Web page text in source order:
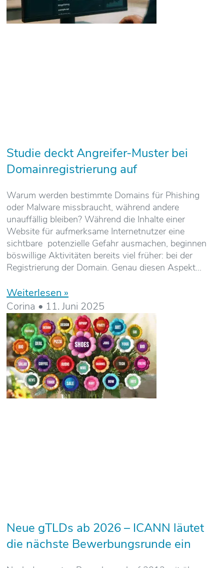
Studie deckt Angreifer-Muster bei
Domainregistrierung auf
Warum werden bestimmte Domains für Phishing
oder Malware missbraucht, während andere
unauffällig bleiben? Während die Inhalte einer
Website für aufmerksame Internetnutzer eine
sichtbare potenzielle Gefahr ausmachen, beginnen
böswillige Aktivitäten bereits viel früher: bei der
Registrierung der Domain. Genau diesen Aspekt
Weiterlesen »
Corina
11. Juni 2025
Neue gTLDs ab 2026 – ICANN läutet
die nächste Bewerbungsrunde ein